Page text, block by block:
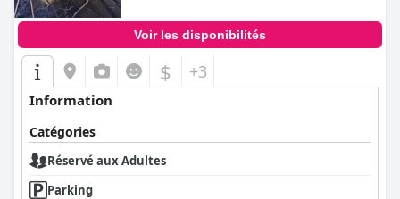
Voir les disponibilités
$ +3
Information
Catégories
Réservé aux Adultes
Parking